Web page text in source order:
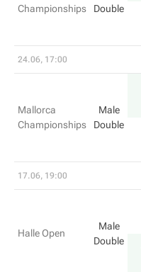
Championships
Double
24.06, 17:00
Mallorca
Championships
Male
Double
17.06, 19:00
Halle Open
Male
Double